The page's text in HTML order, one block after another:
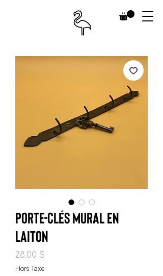
Porte-clés mural en
laiton
28,00 $
Hors Taxe